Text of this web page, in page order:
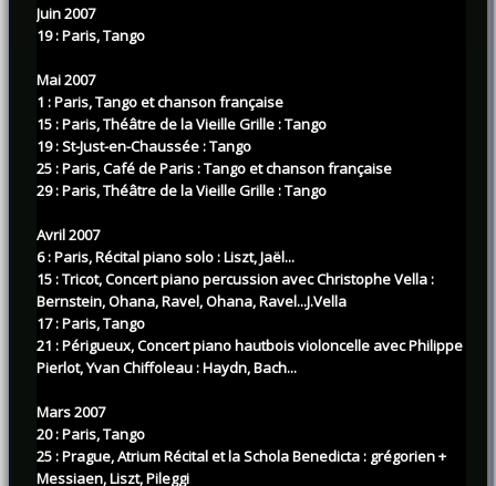
Juin 2007
19 : Paris, Tango
Mai 2007
1 : Paris, Tango et chanson française
15 : Paris, Théâtre de la Vieille Grille : Tango
19 : St-Just-en-Chaussée : Tango
25 : Paris, Café de Paris : Tango et chanson française
29 : Paris, Théâtre de la Vieille Grille : Tango
Avril 2007
6 : Paris, Récital piano solo : Liszt, Jaël...
15 : Tricot, Concert piano percussion avec Christophe Vella :
Bernstein, Ohana, Ravel, Ohana, Ravel...J.Vella
17 : Paris, Tango
21 : Périgueux, Concert piano hautbois violoncelle avec Philippe
Pierlot, Yvan Chiffoleau : Haydn, Bach...
Mars 2007
20 : Paris, Tango
25 : Prague, Atrium Récital et la Schola Benedicta : grégorien +
Messiaen, Liszt, Pileggi